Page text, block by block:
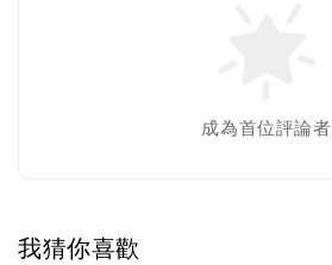
成為首位評論者
我猜你喜歡